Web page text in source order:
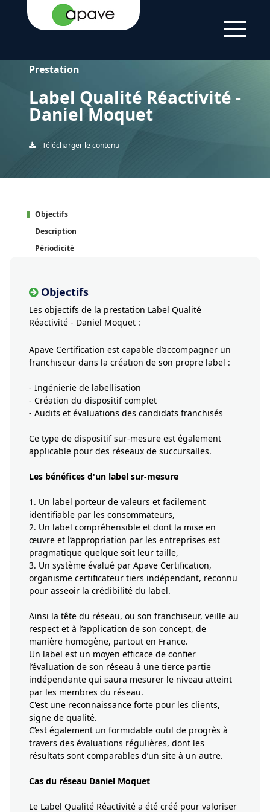
ACCUEIL LABEL QUALITÉ RÉACTIVITÉ - DANIEL MOQUET
Prestation
Label Qualité Réactivité -
Daniel Moquet
Télécharger le contenu
Objectifs
Description
Périodicité
Objectifs
Les objectifs de la prestation Label Qualité
Réactivité - Daniel Moquet :
Apave Certification est capable d’accompagner un
franchiseur dans la création de son propre label :
- Ingénierie de labellisation
- Création du dispositif complet
- Audits et évaluations des candidats franchisés
Ce type de dispositif sur-mesure est également
applicable pour des réseaux de succursalles.
Les bénéfices d'un label sur-mesure
1. Un label porteur de valeurs et facilement
identifiable par les consommateurs,
2. Un label compréhensible et dont la mise en
œuvre et l’appropriation par les entreprises est
pragmatique quelque soit leur taille,
3. Un système évalué par Apave Certification,
organisme certificateur tiers indépendant, reconnu
pour asseoir la crédibilité du label.
Ainsi la tête du réseau, ou son franchiseur, veille au
respect et à l’application de son concept, de
manière homogène, partout en France.
Un label est un moyen efficace de confier
l’évaluation de son réseau à une tierce partie
indépendante qui saura mesurer le niveau atteint
par les membres du réseau.
C'est une reconnaissance forte pour les clients,
signe de qualité.
C’est également un formidable outil de progrès à
travers des évaluations régulières, dont les
résultats sont comparables d’un site à un autre.
Cas du réseau Daniel Moquet
Le Label Qualité Réactivité a été créé pour valoriser